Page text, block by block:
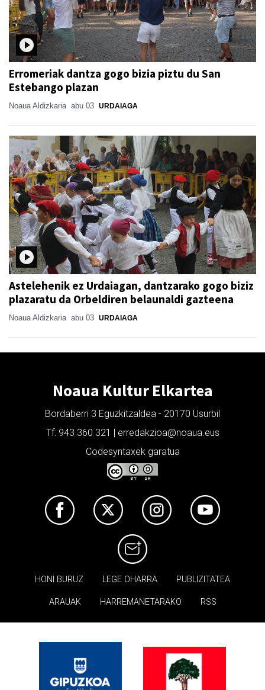
Erromeriak dantza gogo bizia piztu du San
Estebango plazan
Noaua Aldizkaria abu 03 URDAIAGA
Astelehenik ez Urdaiagan, dantzarako gogo biziz
plazaratu da Orbeldiren belaunaldi gazteena
Noaua Aldizkaria abu 03 URDAIAGA
Noaua Kultur Elkartea
Bordaberri 3 Eguzkitzaldea - 20170 Usurbil
Tf: 943 360 321 | erredakzioa@noaua.eus
Codesyntaxek garatua
HONI BURUZ LEGE OHARRA PUBLIZITATEA
ARAUAK HARREMANETARAKO RSS